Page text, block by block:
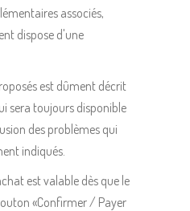
associés,
dispose d'une
est dûment décrit
sera toujours disponible
des problèmes qui
indiqués.
est valable dès que le
«Confirmer / Payer